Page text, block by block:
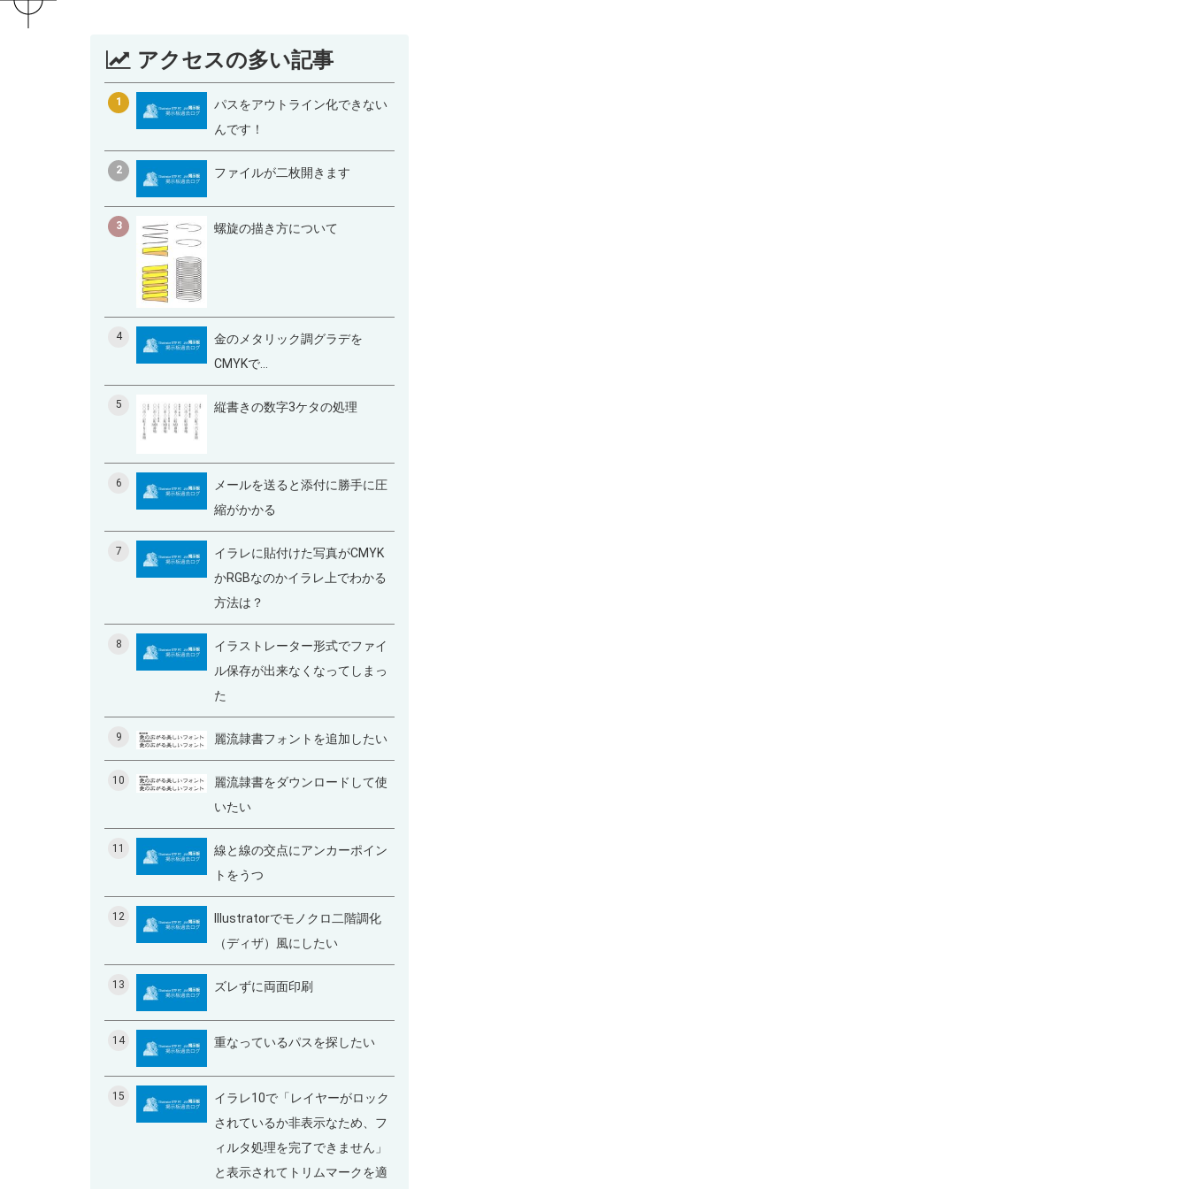
アクセスの多い記事
1
パスをアウトライン化できない
んです！
2 ファイルが二枚開きます
3 螺旋の描き方について
4
金のメタリック調グラデを
CMYKで...
5 縦書きの数字3ケタの処理
6
メールを送ると添付に勝手に圧
縮がかかる
7
イラレに貼付けた写真がCMYK
かRGBなのかイラレ上でわかる
方法は？
8
イラストレーター形式でファイ
ル保存が出来なくなってしまっ
た
9 麗流隷書フォントを追加したい
10
麗流隷書をダウンロードして使
いたい
11
線と線の交点にアンカーポイン
トをうつ
12
Illustratorでモノクロ二階調化
（ディザ）風にしたい
13 ズレずに両面印刷
14 重なっているパスを探したい
15
イラレ10で「レイヤーがロック
されているか非表示なため、フ
ィルタ処理を完了できません」
と表示されてトリムマークを適